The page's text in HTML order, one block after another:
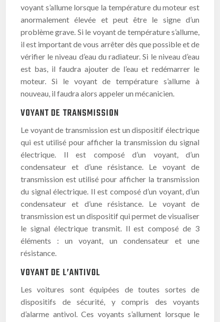
voyant s’allume lorsque la température du moteur est
anormalement élevée et peut être le signe d’un
problème grave. Si le voyant de température s’allume,
il est important de vous arrêter dès que possible et de
vérifier le niveau d’eau du radiateur. Si le niveau d’eau
est bas, il faudra ajouter de l’eau et redémarrer le
moteur. Si le voyant de température s’allume à
nouveau, il faudra alors appeler un mécanicien.
VOYANT DE TRANSMISSION
Le voyant de transmission est un dispositif électrique
qui est utilisé pour afficher la transmission du signal
électrique. Il est composé d’un voyant, d’un
condensateur et d’une résistance. Le voyant de
transmission est utilisé pour afficher la transmission
du signal électrique. Il est composé d’un voyant, d’un
condensateur et d’une résistance. Le voyant de
transmission est un dispositif qui permet de visualiser
le signal électrique transmit. Il est composé de 3
éléments : un voyant, un condensateur et une
résistance.
VOYANT DE L’ANTIVOL
Les voitures sont équipées de toutes sortes de
dispositifs de sécurité, y compris des voyants
d’alarme antivol. Ces voyants s’allument lorsque le